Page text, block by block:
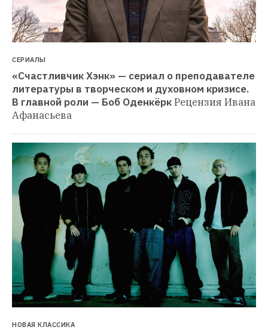
СЕРИАЛЫ
«Счастливчик Хэнк» — сериал о преподавателе
литературы в творческом и духовном кризисе.
В главной роли — Боб ОденкёркРецензия Ивана
Афанасьева
НОВАЯ КЛАССИКА